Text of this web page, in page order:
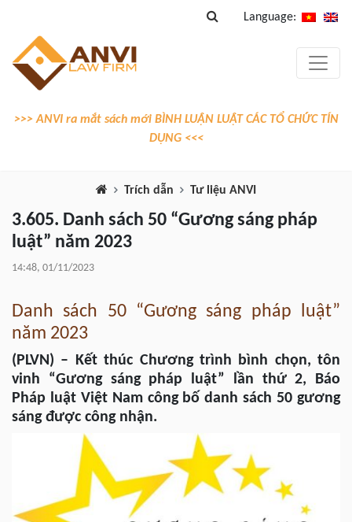
Language:
>>> ANVI ra mắt sách mới BÌNH LUẬN LUẬT CÁC TỔ CHỨC TÍN
DỤNG <<<
Trích dẫn Tư liệu ANVI
3.605. Danh sách 50 “Gương sáng pháp
luật” năm 2023
14:48, 01/11/2023
Danh sách 50 “Gương sáng pháp luật”
năm 2023
(PLVN) – Kết thúc Chương trình bình chọn, tôn
vinh “Gương sáng pháp luật” lần thứ 2, Báo
Pháp luật Việt Nam công bố danh sách 50 gương
sáng được công nhận.